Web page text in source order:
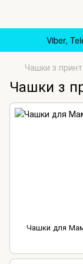
Viber,
Чашки з
Чашки з
Чашки для